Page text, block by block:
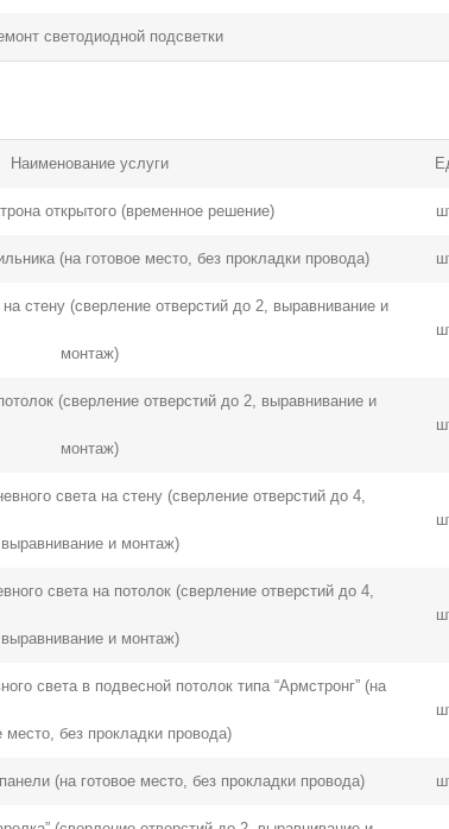
светодиодной подсветки
Наименование услуги
открытого (временное решение)
(на готовое место, без прокладки провода)
стену (сверление отверстий до 2, выравнивание и
монтаж)
(сверление отверстий до 2, выравнивание и
монтаж)
света на стену (сверление отверстий до 4,
выравнивание и монтаж)
света на потолок (сверление отверстий до 4,
выравнивание и монтаж)
света в подвесной потолок типа “Армстронг” (на
место, без прокладки провода)
(на готовое место, без прокладки провода)